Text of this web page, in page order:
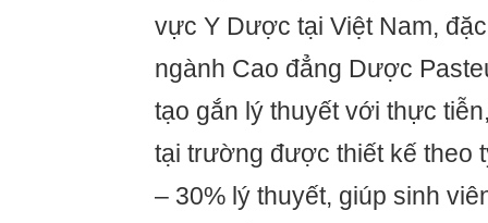
vực Y Dược tại Việt Nam,
ngành Cao đẳng Dược
tạo gắn lý thuyết với thực
tại trường được thiết kế theo
– 30% lý thuyết, giúp sinh